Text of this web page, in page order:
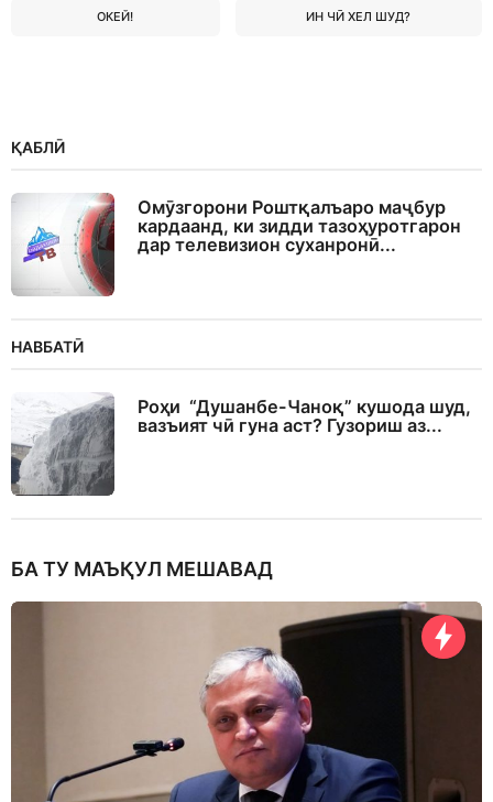
ОКЕЙ! ИН ЧӢ ХЕЛ ШУД?
ҚАБЛӢ
Омӯзгорони Роштқалъаро маҷбур
кардаанд, ки зидди тазоҳуротгарон
дар телевизион суханронӣ...
НАВБАТӢ
Роҳи “Душанбе-Чаноқ” кушода шуд,
вазъият чӣ гуна аст? Гузориш аз...
БА ТУ МАЪҚУЛ МЕШАВАД